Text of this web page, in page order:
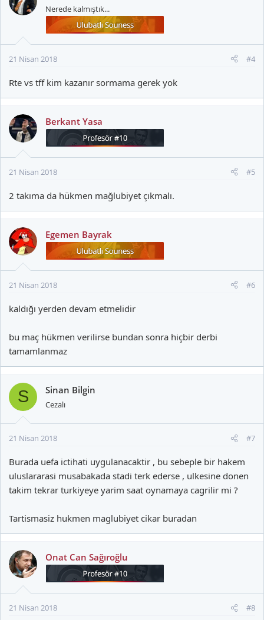
Nerede kalmıştık...
21 Nisan 2018 #4
Rte vs tff kim kazanır sormama gerek yok
Berkant Yasa
21 Nisan 2018 #5
2 takıma da hükmen mağlubiyet çıkmalı.
Egemen Bayrak
21 Nisan 2018 #6
kaldığı yerden devam etmelidir
bu maç hükmen verilirse bundan sonra hiçbir derbi
tamamlanmaz
S Sinan Bilgin
Cezalı
21 Nisan 2018 #7
Burada uefa ictihati uygulanacaktir , bu sebeple bir hakem
uluslararasi musabakada stadi terk ederse , ulkesine donen
takim tekrar turkiyeye yarim saat oynamaya cagrilir mi ?
Tartismasiz hukmen maglubiyet cikar buradan
Onat Can Sağıroğlu
21 Nisan 2018 #8